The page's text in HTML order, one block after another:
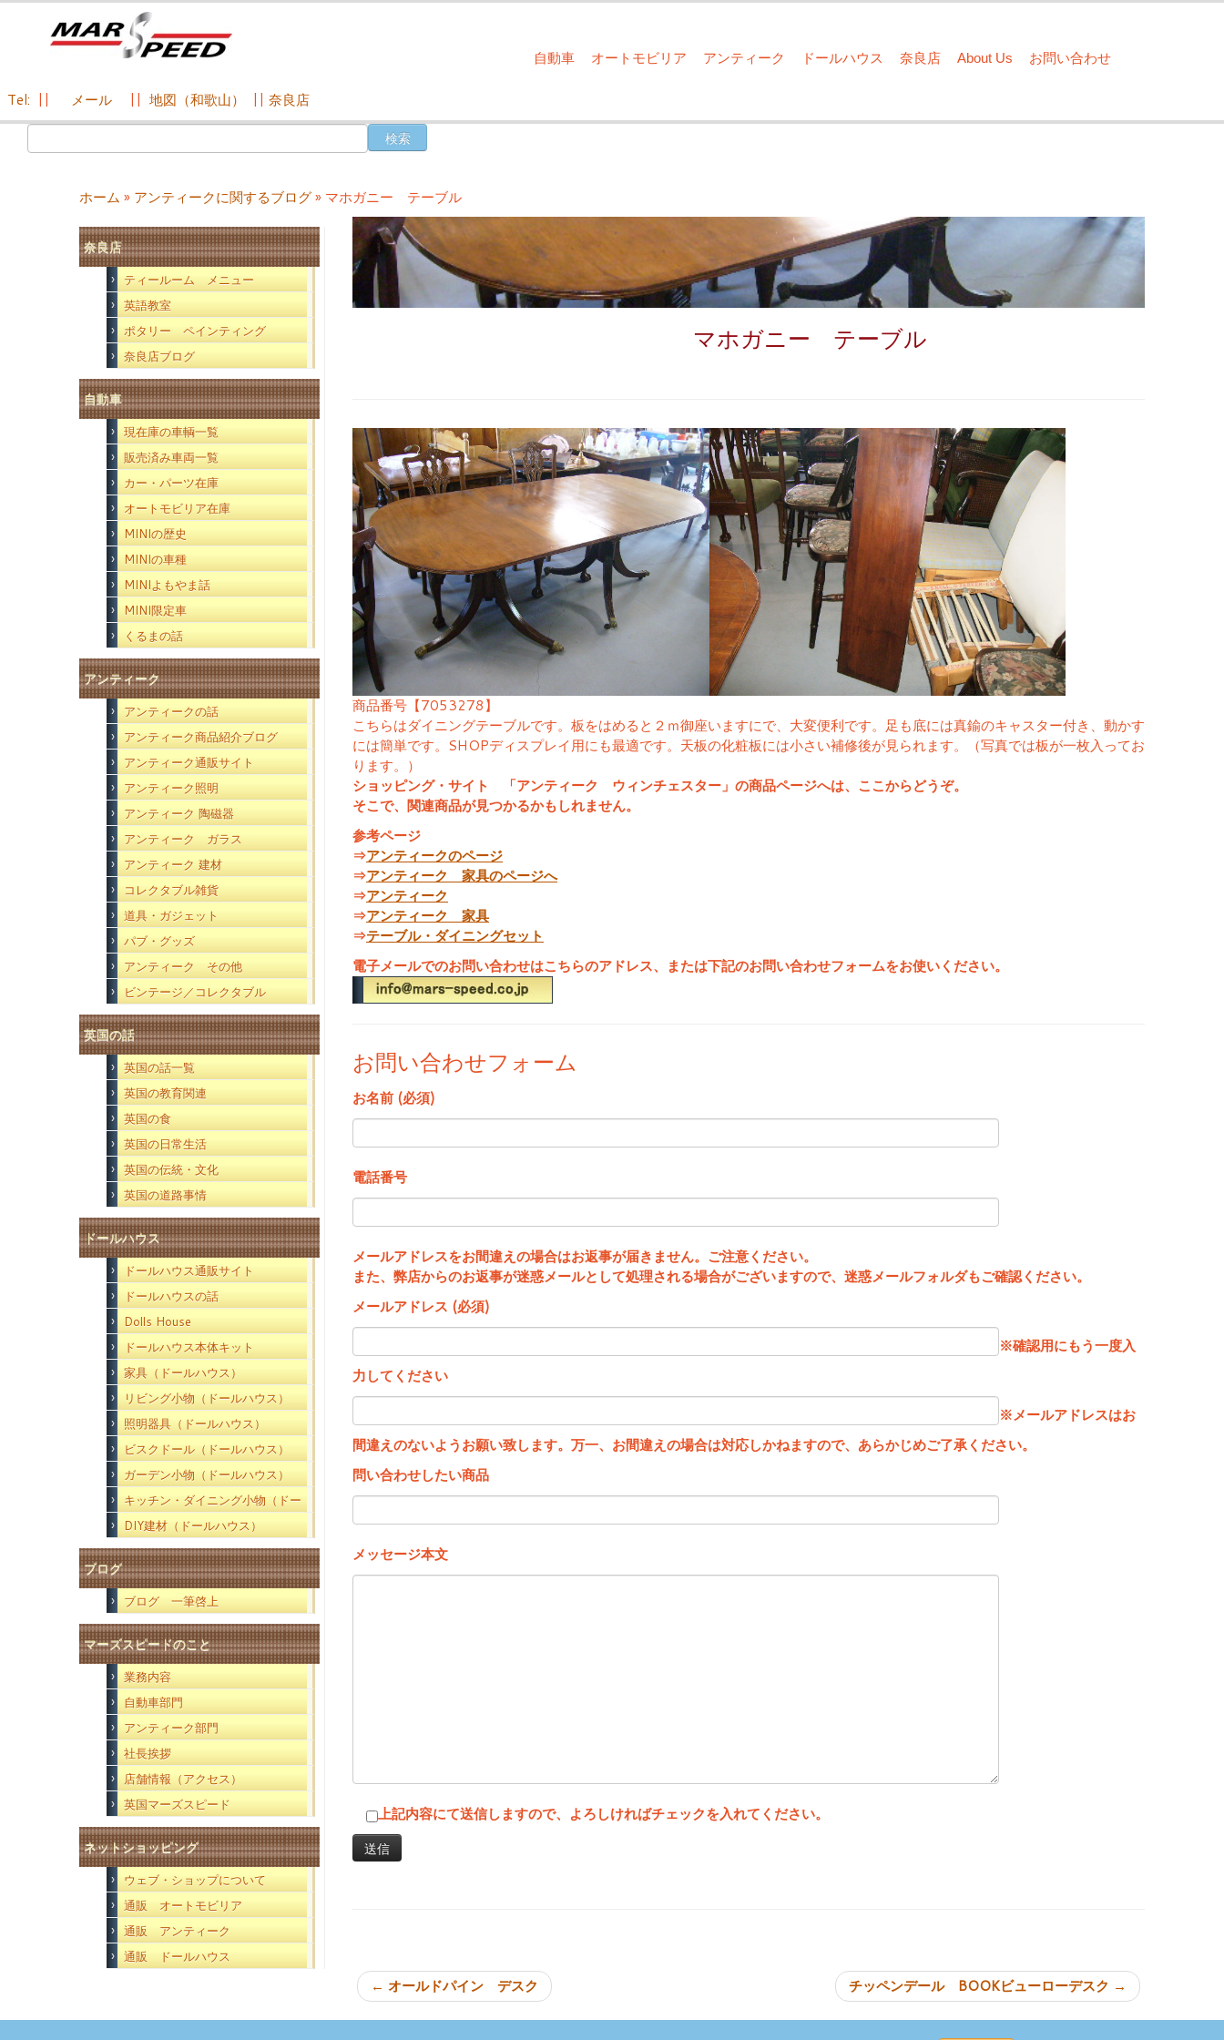
自動車 オートモビリア アンティーク ドールハウス 奈良店 About Us お問い合わせ
Tel: メール 地図（和歌山） 奈良店
索:
ホーム » アンティークに関するブログ» マホガニー テーブル
奈良店
ティールーム メニュー
英語教室
ポタリー ペインティング
奈良店ブログ
自動車
現在庫の車輌一覧
販売済み車両一覧
カー・パーツ在庫
オートモビリア在庫
MINIの歴史
MINIの車種
MINIよもやま話
MINI限定車
くるまの話
アンティーク
アンティークの話
アンティーク商品紹介ブログ
アンティーク通販サイト
アンティーク照明
アンティーク 陶磁器
アンティーク ガラス
アンティーク 建材
コレクタブル雑貨
道具・ガジェット
パブ・グッズ
アンティーク その他
ビンテージ／コレクタブル
英国の話
英国の話一覧
英国の教育関連
英国の食
英国の日常生活
英国の伝統・文化
英国の道路事情
ドールハウス
ドールハウス通販サイト
ドールハウスの話
Dolls House
ドールハウス本体キット
家具（ドールハウス）
リビング小物（ドールハウス）
照明器具（ドールハウス）
ビスクドール（ドールハウス）
ガーデン小物（ドールハウス）
キッチン・ダイニング小物（ドー
ルハウス）
DIY建材（ドールハウス）
ブログ
ブログ 一筆啓上
マーズスピードのこと
業務内容
自動車部門
アンティーク部門
社長挨拶
店舗情報（アクセス）
英国マーズスピード
ネットショッピング
ウェブ・ショップについて
通販 オートモビリア
通販 アンティーク
通販 ドールハウス
マホガニー テーブル
商品番号【7053278】
こちらはダイニングテーブルです。板をはめると２ｍ御座いますにで、大変便利です。足も底には真鍮のキャスター付き、動かす
には簡単です。SHOPディスプレイ用にも最適です。天板の化粧板には小さい補修後が見られます。（写真では板が一枚入ってお
ります。）
ショッピング・サイト 「アンティーク ウィンチェスター」の商品ページへは、ここからどうぞ。
そこで、関連商品が見つかるかもしれません。
参考ページ
⇒アンティークのページ
⇒アンティーク 家具のページへ
⇒アンティーク
⇒アンティーク 家具
⇒テーブル・ダイニングセット
電子メールでのお問い合わせはこちらのアドレス、または下記のお問い合わせフォームをお使いください。
お問い合わせフォーム
お名前 (必須)
電話番号
メールアドレスをお間違えの場合はお返事が届きません。ご注意ください。
また、弊店からのお返事が迷惑メールとして処理される場合がございますので、迷惑メールフォルダもご確認ください。
メールアドレス (必須)
※確認用にもう一度入
力してください
※メールアドレスはお
間違えのないようお願い致します。万一、お間違えの場合は対応しかねますので、あらかじめご了承ください。
問い合わせしたい商品
メッセージ本文
上記内容にて送信しますので、よろしければチェックを入れてください。
← オールドパイン デスク チッペンデール BOOKビューローデスク →